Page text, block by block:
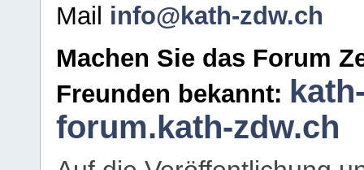
Mail info@kath-zdw.ch
Machen Sie das Forum
Freunden bekannt:
forum.kath-zdw.ch